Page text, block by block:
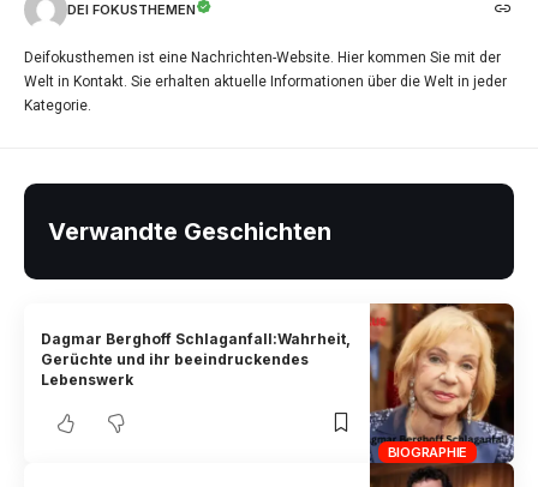
DEI FOKUSTHEMEN
Deifokusthemen ist eine Nachrichten-Website. Hier kommen Sie mit der
Welt in Kontakt. Sie erhalten aktuelle Informationen über die Welt in jeder
Kategorie.
Verwandte Geschichten
BIOGRAPHIE
Dagmar Berghoff Schlaganfall:Wahrheit,
Gerüchte und ihr beeindruckendes
Lebenswerk